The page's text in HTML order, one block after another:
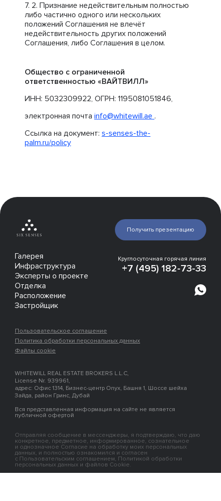
Признание недействительным полностью
либо частично одного или нескольких
положений Соглашения не влечёт
недействительность других положений
Соглашения, либо Соглашения в целом.
Общество с ограниченной
ответственностью «ВАЙТВИЛЛ»
ИНН: 5032309922, ОГРН: 1195081051846,
электронная почта info@whitewill.ae .
Ссылка на документ: s-senses-the-
palm.ru/policy
Галерея
Инфраструктура
Эксперты о проекте
Отделка
Расположение
Застройщик
Круглосуточная горячая линия
+7 (495) 182-73-33
Получить презентацию
Пользовательское соглашение
Политика обработки персональных данных
Файлы cookie
WHITEWILL REAL ESTATE BROKERS L.L.C,
License Nr. 939961,
адрес: Офис 1314, Бизнес-центр Onyx, Башня 1, Шоссе шейха
Зайда, район Гринс, Дубай
Вся представленная информация на сайте не является
публичной офертой
Отправляя сообщение в мессенджеры, я подтверждаю, что даю
конкретное, предметное, информированное, сознательное
и однозначное Согласие на обработку моих персональных
данных, и полностью ознакомился и согласен
с Пользовательским соглашением, Политикой обработки
персональных данных и файлов Cookie.